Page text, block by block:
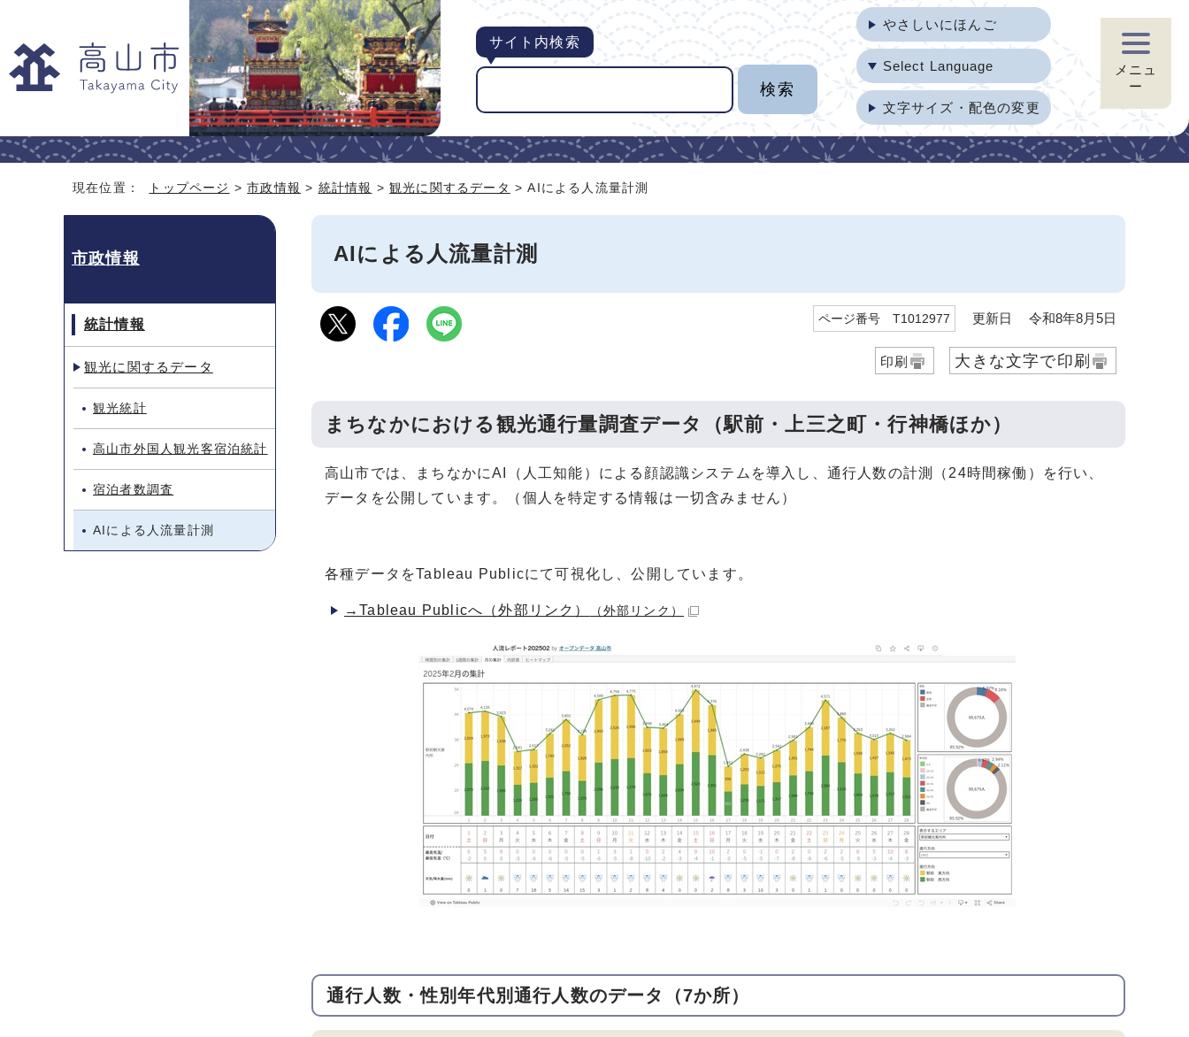
サイト内検索
やさしいにほんご
Select Language
文字サイズ・配色の変更
メニュ
ー
現在位置： トップページ >市政情報 > 統計情報 >観光に関するデータ > AIによる人流量計測
AIによる人流量計測
ページ番号 T1012977 更新日 令和8年8月5日
印刷 大きな文字で印刷
まちなかにおける観光通行量調査データ（駅前・上三之町・行神橋ほか）
高山市では、まちなかにAI（人工知能）による顔認識システムを導入し、通行人数の計測（24時間稼働）を行い、
データを公開しています。（個人を特定する情報は一切含みません）
各種データをTableau Publicにて可視化し、公開しています。
→Tableau Publicへ（外部リンク） （外部リンク）
通行人数・性別年代別通行人数のデータ（7か所）
市政情報
統計情報
観光に関するデータ
観光統計
高山市外国人観光客宿泊統計
宿泊者数調査
AIによる人流量計測